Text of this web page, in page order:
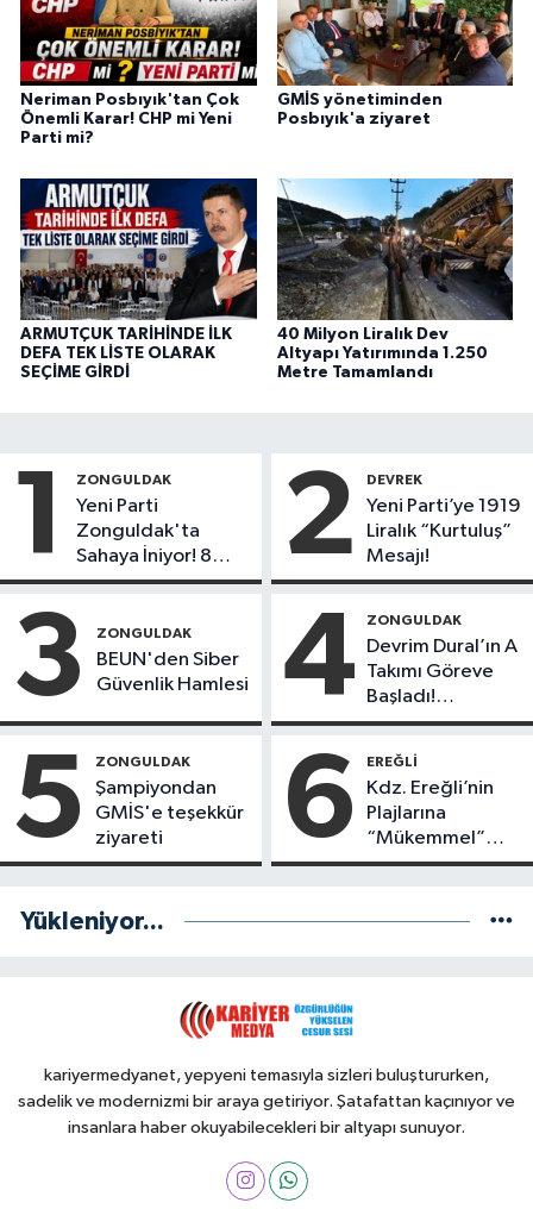
Neriman Posbıyık'tan Çok
Önemli Karar! CHP mi Yeni
Parti mi?
GMİS yönetiminden
Posbıyık'a ziyaret
ARMUTÇUK TARİHİNDE İLK
DEFA TEK LİSTE OLARAK
SEÇİME GİRDİ
40 Milyon Liralık Dev
Altyapı Yatırımında 1.250
Metre Tamamlandı
1 ZONGULDAK
Yeni Parti
Zonguldak'ta
Sahaya İniyor! 8
İlçede Kurucu
Başladı
2 DEVREK
Yeni Parti’ye 1919
Liralık “Kurtuluş”
Mesajı!
3 ZONGULDAK
BEUN'den Siber
Güvenlik Hamlesi
4 ZONGULDAK
Devrim Dural’ın A
Takımı Göreve
Başladı!
Yönetimde
5 ZONGULDAK
Şampiyondan
GMİS'e teşekkür
ziyareti
6 EREĞLI
Kdz. Ereğli’nin
Plajlarına
“Mükemmel”
Notu!
Yükleniyor...
kariyermedyanet, yepyeni temasıyla sizleri buluştururken,
sadelik ve modernizmi bir araya getiriyor. Şatafattan kaçınıyor ve
insanlara haber okuyabilecekleri bir altyapı sunuyor.